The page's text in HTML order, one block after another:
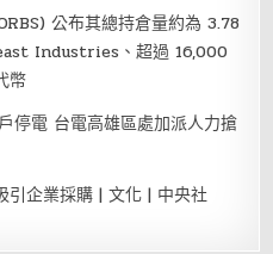
公布其總持倉量約為 3.78
Industries、超過 16,000
幣
停電 台電高雄區處加派人力搶
引企業採購 | 文化 | 中央社